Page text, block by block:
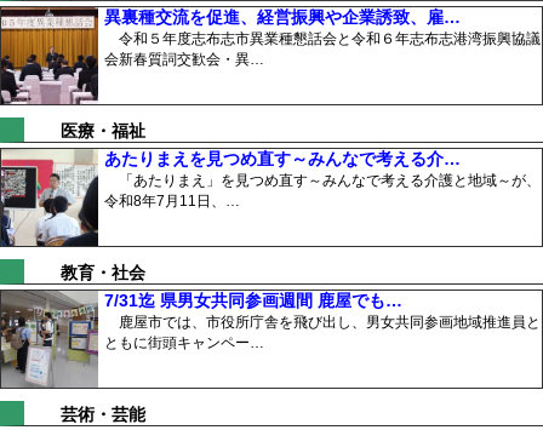
異裏種交流を促進、経営振興や企業誘致、雇…
令和５年度志布志市異業種懇話会と令和６年志布志港湾振興協議
会新春質詞交歓会・異…
医療・福祉
あたりまえを見つめ直す～みんなで考える介…
「あたりまえ」を見つめ直す～みんなで考える介護と地域～が、
令和8年7月11日、…
教育・社会
7/31迄 県男女共同参画週間 鹿屋でも…
鹿屋市では、市役所庁舎を飛び出し、男女共同参画地域推進員と
ともに街頭キャンペー…
芸術・芸能